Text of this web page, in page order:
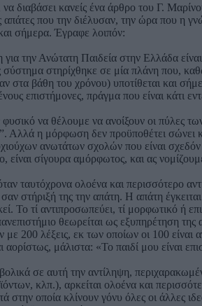
διαβάσει κανείς ένα άρθρο του Γ.
απάτες που την διέλυσαν, την ώρα που η
σήμερα. Έγραφε λοιπόν:
την Ανώτατη Παιδεία στην Ελλάδα
σύστημα στηρίχθηκε σε μία πλάνη που,
στα βάθη του χρόνου) υποτίθεται και
επιστήμονες, πράγμα που είναι κάτι
να θέλουμε να ανοίξουν οι
Αλλά η μόρφωση δεν προϋποθέτει σώνει
ανωτάτων σχολών που είναι σχεδόν
είναι σίγουρα αμόρφωτος, και ας
ταυτόχρονα ολοένα και περισσότερο
στήριξή της την απάτη. Η απάτη
Το τί αντιπροσωπεύει, τί μορφωτικό ή
θεωρείται ως εξυπηρέτηση
με 200 λέξεις, εκ των οποίων οι 100
αορίστως, μάλιστα: «Το παιδί μου είναι
σε αυτή την αντίληψη,
κλπ.), αρκείται ολοένα και
οποία κλίνουν γόνυ όλες οι άλλες